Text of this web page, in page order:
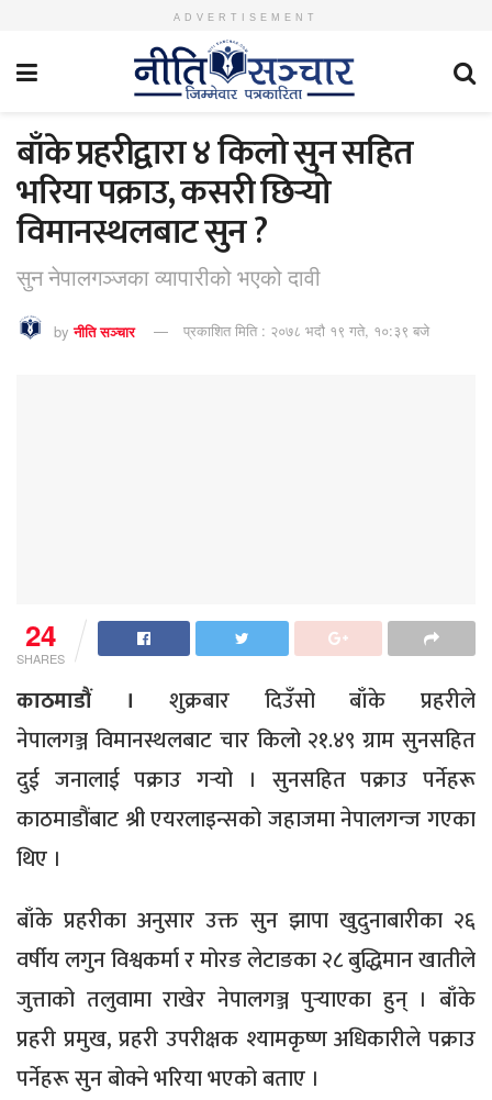
ADVERTISEMENT
बाँके प्रहरीद्वारा ४ किलो सुन सहित
भरिया पक्राउ, कसरी छिर्‍यो
विमानस्थलबाट सुन ?
सुन नेपालगञ्जका व्यापारीको भएको दावी
by नीति सञ्चार प्रकाशित मिति : २०७८ भदौ १९ गते, १०:३९ बजे
24
SHARES
काठमाडौं ।शुक्रबार दिउँसो बाँके प्रहरीले
नेपालगञ्ज विमानस्थलबाट चार किलो २१.४९ ग्राम सुनसहित
दुई जनालाई पक्राउ गर्‍यो । सुनसहित पक्राउ पर्नेहरू
काठमाडौंबाट श्री एयरलाइन्सको जहाजमा नेपालगन्ज गएका
थिए ।
बाँके प्रहरीका अनुसार उक्त सुन झापा खुदुनाबारीका २६
वर्षीय लगुन विश्वकर्मा र मोरङ लेटाङका २८ बुद्धिमान खातीले
जुत्ताको तलुवामा राखेर नेपालगञ्ज पुर्‍याएका हुन् । बाँके
प्रहरी प्रमुख, प्रहरी उपरीक्षक श्यामकृष्ण अधिकारीले पक्राउ
पर्नेहरू सुन बोक्ने भरिया भएको बताए ।